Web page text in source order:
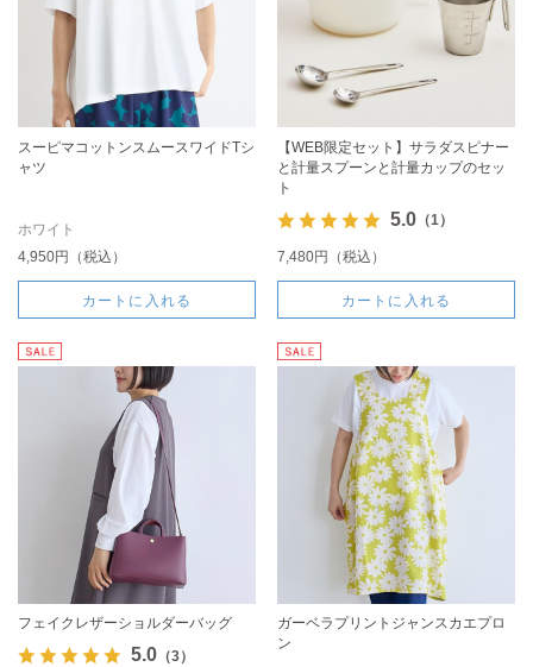
スーピマコットンスムースワイドTシ
ャツ
ホワイト
4,950円（税込）
カートに入れる
【WEB限定セット】サラダスピナー
と計量スプーンと計量カップのセッ
ト
5.0（1）
7,480円（税込）
カートに入れる
フェイクレザーショルダーバッグ
5.0（3）
ガーベラプリントジャンスカエプロ
ン